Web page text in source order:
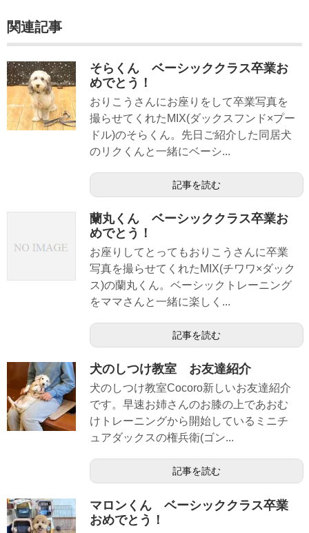
関連記事
そらくん ベーシッククラス卒業お
めでとう！
おりこうさんにお座りをして卒業写真を
撮らせてくれたMIX(ダックスフンド×プー
ドル)のそらくん。先日ご紹介した同居犬
のリクくんと一緒にベーシ...
記事を読む
蘭丸くん ベーシッククラス卒業お
めでとう！
お座りしてとってもおりこうさんに卒業
写真を撮らせてくれたMIX(チワワ×ダック
ス)の蘭丸くん。ベーシックトレーニング
をママさんと一緒に楽しく...
記事を読む
犬のしつけ教室 お友達紹介
犬のしつけ教室Cocoro新しいお友達紹介
です。早速お姉さんのお膝の上であおむ
けトレーニングから開始しているミニチ
ュアダックスの権兵衛(ゴン...
記事を読む
マロンくん ベーシッククラス卒業
おめでとう！